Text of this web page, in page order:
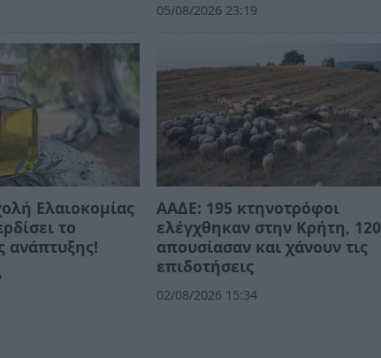
05/08/2026 23:19
Ελαιοκομίας
το
ανάπτυξης!
ΑΑΔΕ: 195 κτηνοτρόφοι
ελέγχθηκαν στην Κρήτη, 120
απουσίασαν και χάνουν τις
επιδοτήσεις
02/08/2026 15:34